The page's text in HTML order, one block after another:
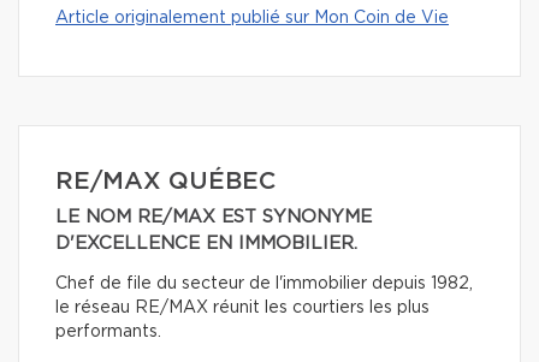
Article originalement publié sur Mon Coin de Vie
RE/MAX QUÉBEC
LE NOM RE/MAX EST SYNONYME
D'EXCELLENCE EN IMMOBILIER.
Chef de file du secteur de l'immobilier depuis 1982,
le réseau RE/MAX réunit les courtiers les plus
performants.